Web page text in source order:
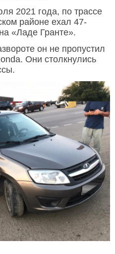
2021 года, по трассе
районе ехал 47-
«Ладе Гранте».
он не пропустил
Они столкнулись